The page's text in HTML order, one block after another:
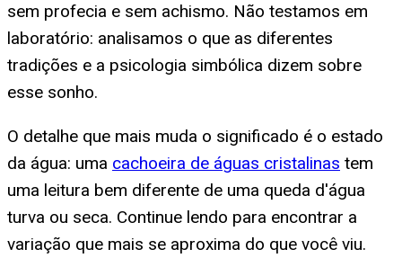
sem profecia e sem achismo. Não testamos em
laboratório: analisamos o que as diferentes
tradições e a psicologia simbólica dizem sobre
esse sonho.
O detalhe que mais muda o significado é o estado
da água: uma cachoeira de águas cristalinas tem
uma leitura bem diferente de uma queda d'água
turva ou seca. Continue lendo para encontrar a
variação que mais se aproxima do que você viu.